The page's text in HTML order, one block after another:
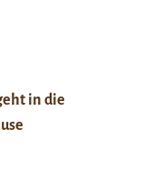
in die